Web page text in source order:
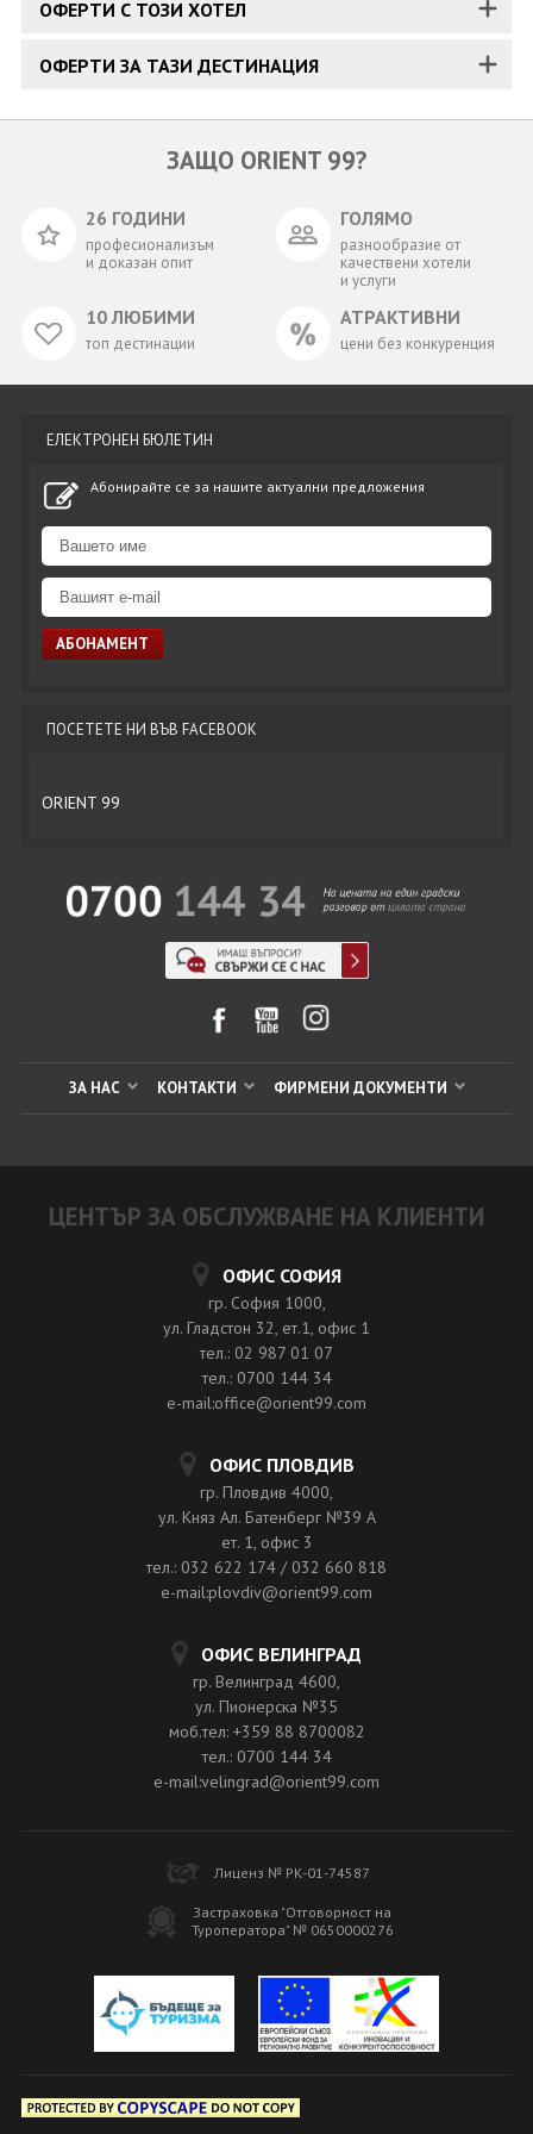
ОФЕРТИ С ТОЗИ ХОТЕЛ
ОФЕРТИ ЗА ТАЗИ ДЕСТИНАЦИЯ
ЗАЩО ORIENT 99?
26 ГОДИНИ
професионализъм
и доказан опит
ГОЛЯМО
разнообразие от
качествени хотели
и услуги
10 ЛЮБИМИ
топ дестинации
АТРАКТИВНИ
цени без конкуренция
ЕЛЕКТРОНЕН БЮЛЕТИН
Абонирайте се за нашите актуални предложения
ПОСЕТЕТЕ НИ ВЪВ FACEBOOK
ORIENT 99
ЗА НАС КОНТАКТИ ФИРМЕНИ ДОКУМЕНТИ
ЦЕНТЪР ЗА ОБСЛУЖВАНЕ НА КЛИЕНТИ
ОФИС СОФИЯ
гр. София 1000,
ул. Гладстон 32, ет.1, офис 1
тел.: 02 987 01 07
тел.: 0700 144 34
e-mail:office@orient99.com
ОФИС ПЛОВДИВ
гр. Пловдив 4000,
ул. Княз Ал. Батенберг №39 A
ет. 1, офис 3
тел.: 032 622 174 / 032 660 818
e-mail:plovdiv@orient99.com
ОФИС ВЕЛИНГРАД
гр. Велинград 4600,
ул. Пионерска №35
моб.тел: +359 88 8700082
тел.: 0700 144 34
e-mail:velingrad@orient99.com
Лиценз № РК-01-74587
Застраховка "Отговорност на
Туроператора" № 0650000276